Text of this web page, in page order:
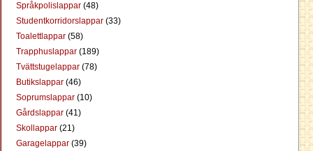
Språkpolislappar (48)
Studentkorridorslappar (33)
Toalettlappar (58)
Trapphuslappar (189)
Tvättstugelappar (78)
Butikslappar (46)
Soprumslappar (10)
Gårdslappar (41)
Skollappar (21)
Garagelappar (39)